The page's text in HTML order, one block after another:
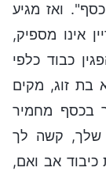
ואז מגיע
אינו מספיק,
כבוד כלפי
בת זוג, מקים
בכסף מחמיר
שלך, קשה לך
אב ואם,